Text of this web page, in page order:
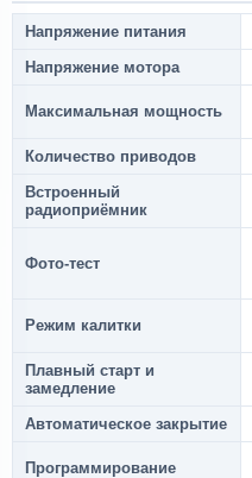
Напряжение питания
Напряжение мотора
Максимальная мощность
Количество приводов
Встроенный
радиоприёмник
Фото-тест
Режим калитки
Плавный старт и
замедление
Автоматическое закрытие
Программирование